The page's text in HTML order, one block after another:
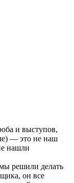
и выступов,
— это не наш
нашли
решили делать
он все